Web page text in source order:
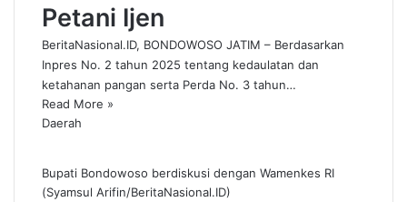
Petani Ijen
BeritaNasional.ID, BONDOWOSO JATIM – Berdasarkan
Inpres No. 2 tahun 2025 tentang kedaulatan dan
ketahanan pangan serta Perda No. 3 tahun…
Read More »
Daerah
Bupati Bondowoso berdiskusi dengan Wamenkes RI
(Syamsul Arifin/BeritaNasional.ID)